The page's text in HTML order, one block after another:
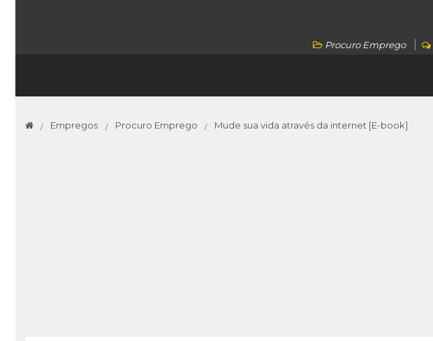
Procuro Emprego
Empregos Procuro Emprego Mude sua vida através da internet [E-book]